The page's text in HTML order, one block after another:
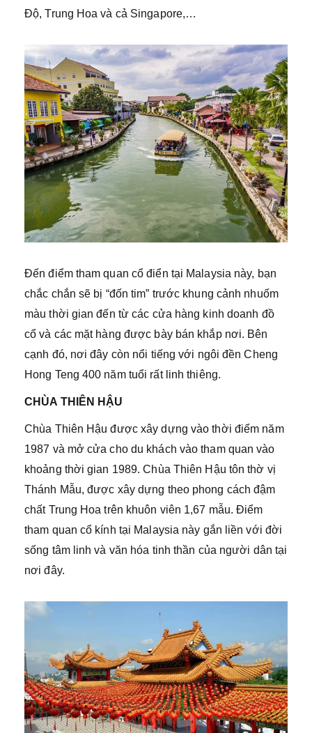
Độ, Trung Hoa và cả Singapore,…
Đến điểm tham quan cổ điển tại Malaysia này, bạn
chắc chắn sẽ bị “đốn tim” trước khung cảnh nhuốm
màu thời gian đến từ các cửa hàng kinh doanh đồ
cổ và các mặt hàng được bày bán khắp nơi. Bên
cạnh đó, nơi đây còn nổi tiếng với ngôi đền Cheng
Hong Teng 400 năm tuổi rất linh thiêng.
CHÙA THIÊN HẬU
Chùa Thiên Hậu được xây dựng vào thời điểm năm
1987 và mở cửa cho du khách vào tham quan vào
khoảng thời gian 1989. Chùa Thiên Hậu tôn thờ vị
Thánh Mẫu, được xây dựng theo phong cách đậm
chất Trung Hoa trên khuôn viên 1,67 mẫu. Điểm
tham quan cổ kính tại Malaysia này gắn liền với đời
sống tâm linh và văn hóa tinh thần của người dân tại
nơi đây.